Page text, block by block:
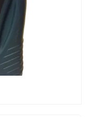
raj.